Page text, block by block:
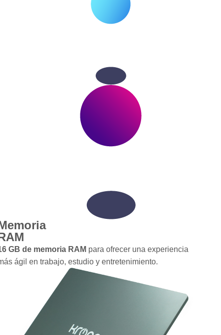
GB de memoria RAM para ofrecer una experiencia
ágil en trabajo, estudio y entretenimiento.